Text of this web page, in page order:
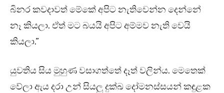
බිනර කවදාවත් මේකේ අපිට නැතිවෙන්න දෙන්නේ
නෑ කියලා. ඒත් මට බයයි අපිට අම්මව නැති වෙයි
කියලා.”
යුවතිය සිය මුහුණ වසාගත්තේ දෑත් වලින්ය. මෙතෙක්
වේලා ඇය දරා උන් සියලු දුක්ඛ දෝමනස්සයන් කඳුළක